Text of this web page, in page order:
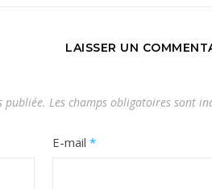
LAISSER UN
publiée. Les champs obligatoires sont
E-mail *